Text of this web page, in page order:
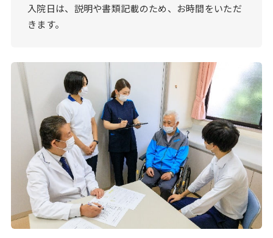
入院日は、説明や書類記載のため、お時間をいただ
きます。